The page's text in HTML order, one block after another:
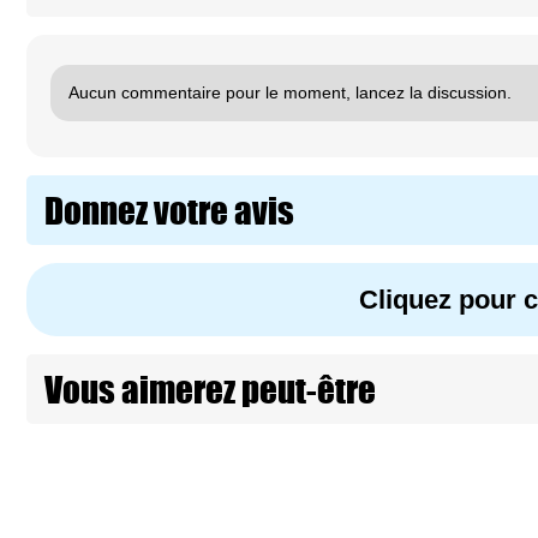
Aucun commentaire pour le moment, lancez la discussion.
Donnez votre avis
Cliquez pour
Vous aimerez peut-être